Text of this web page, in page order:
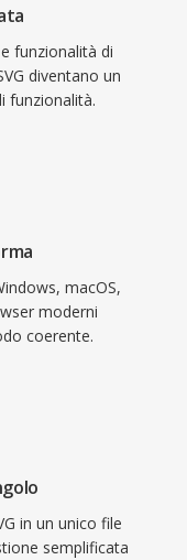
funzionalità di
diventano un
funzionalità.
macOS,
moderni
coerente.
in un unico file
semplificata